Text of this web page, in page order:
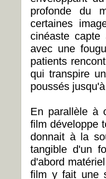
profonde du
certaines
cinéaste
avec une
patients
qui transpire
poussés
En parallèle à
film développe
donnait à la
tangible d'un
d'abord
film y fait une